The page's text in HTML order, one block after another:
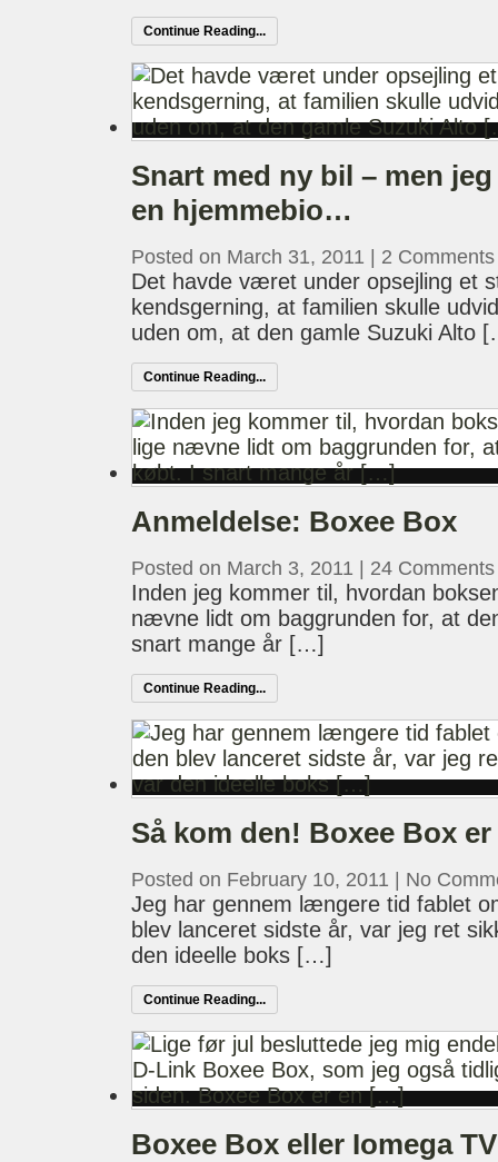
Continue Reading...
Snart med ny bil – men
en hjemmebio…
Posted on March 31, 2011 2 Comments
Det havde været under opsejling et
kendsgerning, at familien skulle
uden om, at den gamle Suzuki Alto
Continue Reading...
Anmeldelse: Boxee Box
Posted on March 3, 2011 24 Comments
Inden jeg kommer til, hvordan
nævne lidt om baggrunden for, at
snart mange år […]
Continue Reading...
Så kom den! Boxee Box
Posted on February 10, 2011 No
Jeg har gennem længere tid fablet
blev lanceret sidste år, var jeg ret
den ideelle boks […]
Continue Reading...
Boxee Box eller Iomega